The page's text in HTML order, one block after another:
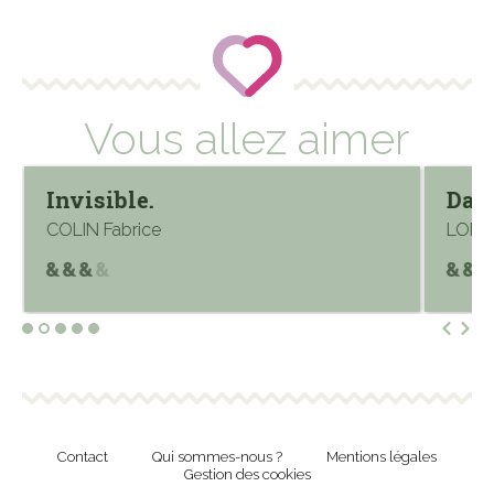
Vous allez aimer
Invisible.
COLIN Fabrice
Contact Qui sommes-nous ?
Mentions légales
Gestion des cookies